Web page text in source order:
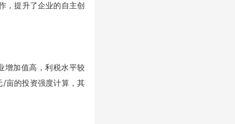
，提升了企业的自主创
增加值高，利税水平较
/亩的投资强度计算，其